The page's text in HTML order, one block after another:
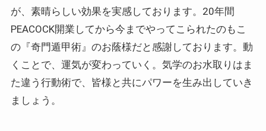
が、素晴らしい効果を実感しております。20年間
PEACOCK開業してから今までやってこられたのもこ
の『奇門遁甲術』のお蔭様だと感謝しております。動
くことで、運気が変わっていく。気学のお水取りはま
た違う行動術で、皆様と共にパワーを生み出していき
ましょう。